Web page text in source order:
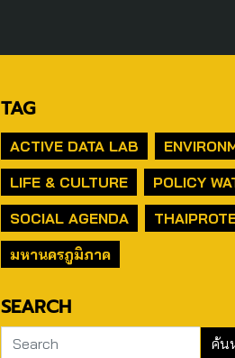
TAG
ACTIVE DATA LAB
LIFE & CULTURE
POLICY
SOCIAL AGENDA
มหานครภูมิภาค
SEARCH